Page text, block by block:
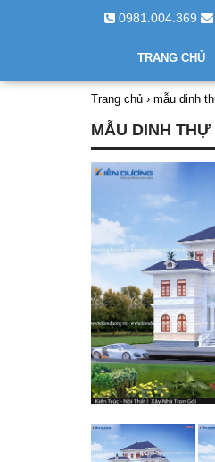
0981.004.369
TRANG CHỦ
Trang chủ › mẫu dinh
MẪU DINH